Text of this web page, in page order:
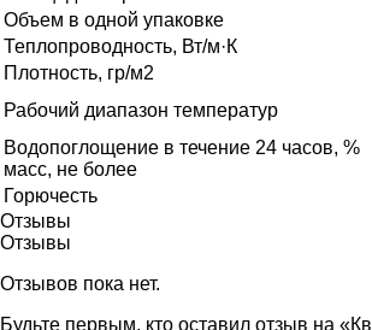
Объем в одной упаковке
Теплопроводность, Вт/м·К
Плотность, гр/м2
Рабочий диапазон температур
Водопоглощение в течение 24 часов, %
масс, не более
Горючесть
Отзывы
Отзывы
Отзывов пока нет.
Будьте первым, кто оставил отзыв на